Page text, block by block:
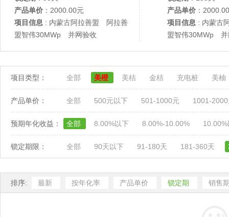
产品单价 ：2000.00元
项目信息 : 内蒙古阿拉善盟 阿拉善
盟智伟30MWp 并网验收
产品单价 ：
项目信息 : 内蒙古
盟智伟30MWp 并
项目类型： 全部 美橙 美桔 金桔 充电桩 美柚
产品单价： 全部 500元以下 501-1000元 1001-
预期年化收益： 全部 8.00%以下 8.00%-10.00%
锁定期限： 全部 90天以下 91-180天 181-360天
排序: 最新 按年化率 产品单价 锁定期 销售